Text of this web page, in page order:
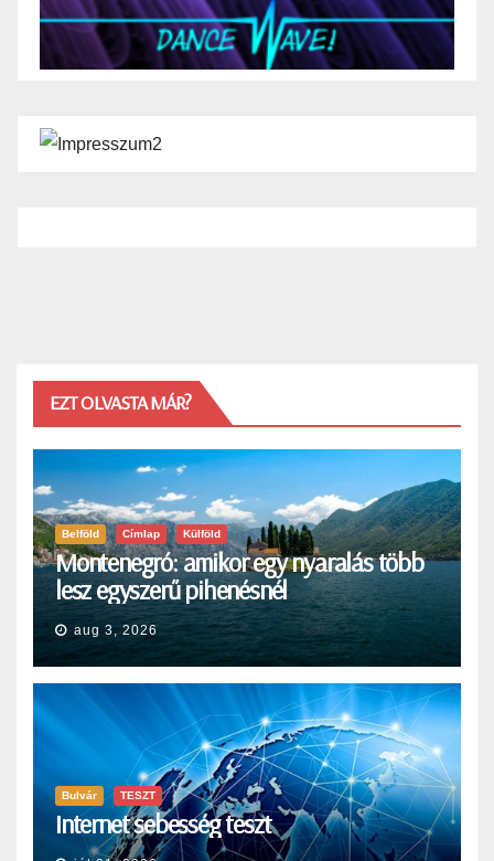
EZT OLVASTA MÁR?
Belföld Címlap Külföld
Montenegró: amikor egy nyaralás több
lesz egyszerű pihenésnél
aug 3, 2026
Bulvár TESZT
Internet sebesség teszt